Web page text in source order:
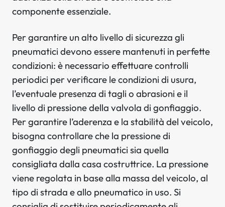
componente essenziale.
Per garantire un alto livello di sicurezza gli
pneumatici devono essere mantenuti in perfette
condizioni: è necessario effettuare controlli
periodici per verificare le condizioni di usura,
l’eventuale presenza di tagli o abrasioni e il
livello di pressione della valvola di gonfiaggio.
Per garantire l’aderenza e la stabilità del veicolo,
bisogna controllare che la pressione di
gonfiaggio degli pneumatici sia quella
consigliata dalla casa costruttrice. La pressione
viene regolata in base alla massa del veicolo, al
tipo di strada e allo pneumatico in uso. Si